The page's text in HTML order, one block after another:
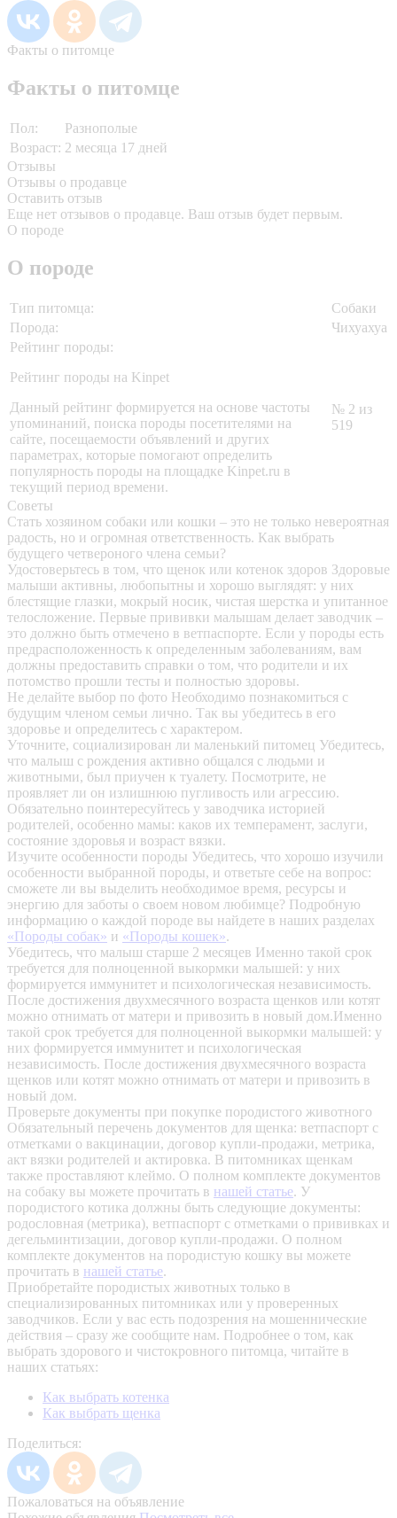
Факты о питомце
Факты о питомце
Пол:
Разнополые
Возраст: 2 месяца 17 дней
Отзывы
Отзывы о продавце
Оставить отзыв
Еще нет отзывов о продавце. Ваш отзыв будет первым.
О породе
О породе
Тип питомца:
Собаки
Порода:
Чихуахуа
Рейтинг породы:
Рейтинг породы на Kinpet
Данный рейтинг формируется на основе частоты
упоминаний, поиска породы посетителями на
сайте, посещаемости объявлений и других
параметрах, которые помогают определить
популярность породы на площадке Kinpet.ru в
текущий период времени.
№ 2 из
519
Советы
Стать хозяином собаки или кошки – это не только невероятная
радость, но и огромная ответственность. Как выбрать
будущего четвероного члена семьи?
Удостоверьтесь в том, что щенок или котенок здоров Здоровые
малыши активны, любопытны и хорошо выглядят: у них
блестящие глазки, мокрый носик, чистая шерстка и упитанное
телосложение. Первые прививки малышам делает заводчик –
это должно быть отмечено в ветпаспорте. Если у породы есть
предрасположенность к определенным заболеваниям, вам
должны предоставить справки о том, что родители и их
потомство прошли тесты и полностью здоровы.
Не делайте выбор по фото Необходимо познакомиться с
будущим членом семьи лично. Так вы убедитесь в его
здоровье и определитесь с характером.
Уточните, социализирован ли маленький питомец Убедитесь,
что малыш с рождения активно общался с людьми и
животными, был приучен к туалету. Посмотрите, не
проявляет ли он излишнюю пугливость или агрессию.
Обязательно поинтересуйтесь у заводчика историей
родителей, особенно мамы: каков их темперамент, заслуги,
состояние здоровья и возраст вязки.
Изучите особенности породы Убедитесь, что хорошо изучили
особенности выбранной породы, и ответьте себе на вопрос:
сможете ли вы выделить необходимое время, ресурсы и
энергию для заботы о своем новом любимце? Подробную
информацию о каждой породе вы найдете в наших разделах
«Породы собак» и «Породы кошек».
Убедитесь, что малыш старше 2 месяцев Именно такой срок
требуется для полноценной выкормки малышей: у них
формируется иммунитет и психологическая независимость.
После достижения двухмесячного возраста щенков или котят
можно отнимать от матери и привозить в новый дом.Именно
такой срок требуется для полноценной выкормки малышей: у
них формируется иммунитет и психологическая
независимость. После достижения двухмесячного возраста
щенков или котят можно отнимать от матери и привозить в
новый дом.
Проверьте документы при покупке породистого животного
Обязательный перечень документов для щенка: ветпаспорт с
отметками о вакцинации, договор купли-продажи, метрика,
акт вязки родителей и актировка. В питомниках щенкам
также проставляют клеймо. О полном комплекте документов
на собаку вы можете прочитать в нашей статье. У
породистого котика должны быть следующие документы:
родословная (метрика), ветпаспорт с отметками о прививках и
дегельминтизации, договор купли-продажи. О полном
комплекте документов на породистую кошку вы можете
прочитать в нашей статье.
Приобретайте породистых животных только в
специализированных питомниках или у проверенных
заводчиков. Если у вас есть подозрения на мошеннические
действия – сразу же сообщите нам. Подробнее о том, как
выбрать здорового и чистокровного питомца, читайте в
наших статьях:
Как выбрать котенка
Как выбрать щенка
Поделиться:
Пожаловаться на объявление